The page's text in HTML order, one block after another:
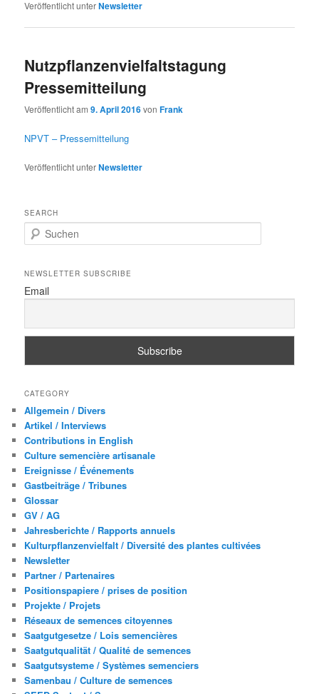
Veröffentlicht unterNewsletter
Nutzpflanzenvielfaltstagung
Pressemitteilung
Veröffentlicht am9. April 2016vonFrank
NPVT – Pressemitteilung
Veröffentlicht unterNewsletter
SEARCH
u
h
n
NEWSLETTER SUBSCRIBE
Email
CATEGORY
Allgemein / Divers
Artikel / Interviews
Contributions in English
Culture semencière artisanale
Ereignisse / Événements
Gastbeiträge / Tribunes
Glossar
GV / AG
Jahresberichte / Rapports annuels
Kulturpflanzenvielfalt / Diversité des plantes cultivées
Newsletter
Partner / Partenaires
Positionspapiere / prises de position
Projekte / Projets
Réseaux de semences citoyennes
Saatgutgesetze / Lois semencières
Saatgutqualität / Qualité de semences
Saatgutsysteme / Systèmes semenciers
Samenbau / Culture de semences